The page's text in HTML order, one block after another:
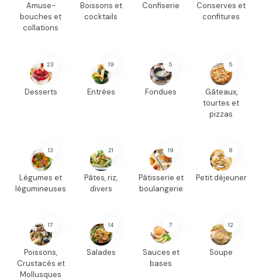
Amuse-
bouches et
collations
Boissons et
cocktails
Confiserie
Conserves et
confitures
23
Desserts
19
Entrées
5
Fondues
5
Gâteaux,
tourtes et
pizzas
13
Légumes et
légumineuses
21
Pâtes, riz,
divers
19
Pâtisserie et
boulangerie
8
Petit déjeuner
17
Poissons,
Crustacés et
Mollusques
14
Salades
7
Sauces et
bases
12
Soupe